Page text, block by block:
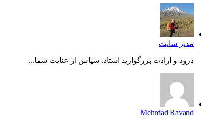
مدیر سایت
درود و ارادت بزرگوارید استاد. سپاس از عنایت شما...
Mehrdad Ravand